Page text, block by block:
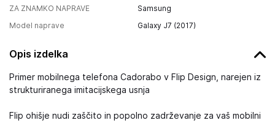
ZA ZNAMKO NAPRAVE
Samsung
Model naprave
Galaxy J7 (2017)
Opis izdelka
Primer mobilnega telefona Cadorabo v Flip Design, narejen iz
strukturiranega imitacijskega usnja
Flip ohišje nudi zaščito in popolno zadrževanje za vaš mobilni